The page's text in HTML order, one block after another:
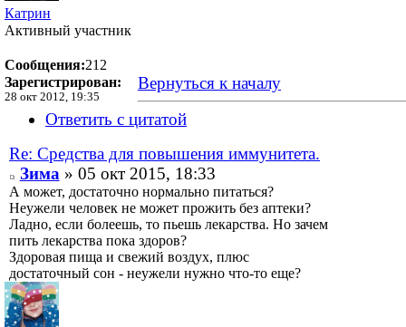
Катрин
Активный участник
Сообщения:212
Зарегистрирован:
28 окт 2012, 19:35
Вернуться к началу
Ответить с цитатой
Re: Средства для повышения иммунитета.
Зима » 05 окт 2015, 18:33
А может, достаточно нормально питаться?
Неужели человек не может прожить без аптеки?
Ладно, если болеешь, то пьешь лекарства. Но зачем
пить лекарства пока здоров?
Здоровая пища и свежий воздух, плюс
достаточный сон - неужели нужно что-то еще?